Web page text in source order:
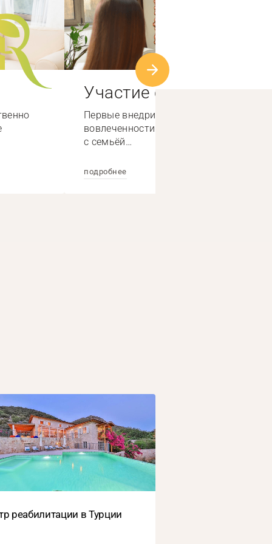
Участие семьи
Первые внедрили систему высокой
вовлеченности специалистов по работе
с семьёй…
подробнее
реабилитации в Турции